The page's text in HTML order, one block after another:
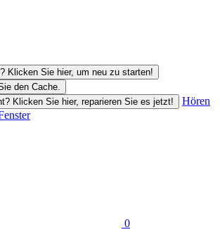
Klicken Sie hier, um neu zu starten!
den Cache.
Klicken Sie hier, reparieren Sie es jetzt!
Hören
0